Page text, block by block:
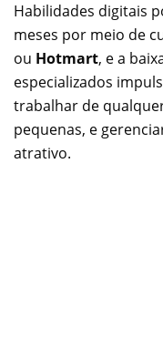
Habilidades digitais
meses por meio de
ou Hotmart, e a
especializados
trabalhar de
pequenas, e
atrativo.